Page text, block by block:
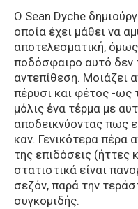
Ο Sean Dyche
οποία έχει μάθει να
αποτελεσματική,
ποδόσφαιρο αυτό δεν
αντεπίθεση. Μοιάζει
πέρυσι και φέτος -ως
μόλις ένα τέρμα με
αποδεικνύοντας πως
καν. Γενικότερα πέρα
της επιδόσεις (ήττες
στατιστικά είναι
σεζόν, παρά την
συγκομιδής.